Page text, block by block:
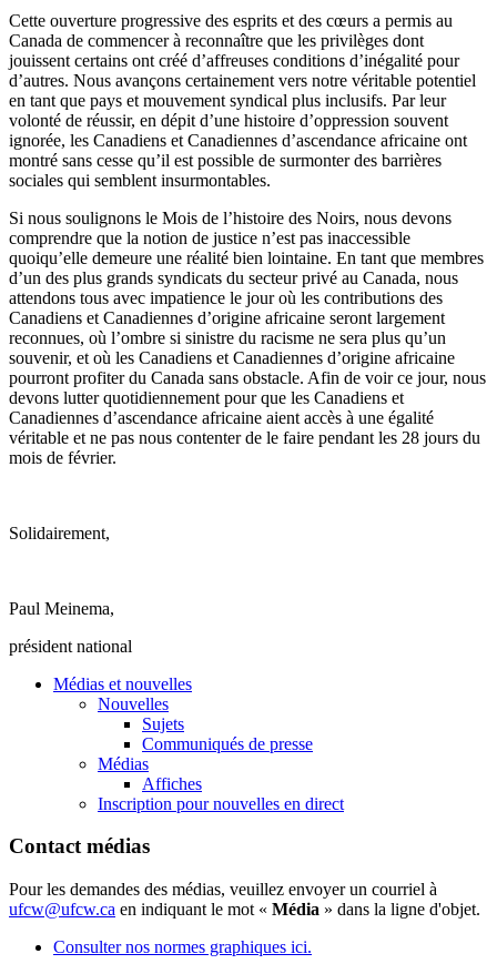
Cette ouverture progressive des esprits et des cœurs a permis au
Canada de commencer à reconnaître que les privilèges dont
jouissent certains ont créé d’affreuses conditions d’inégalité pour
d’autres. Nous avançons certainement vers notre véritable potentiel
en tant que pays et mouvement syndical plus inclusifs. Parleur
volonté de réussir, en dépit d’une histoire d’oppression souvent
ignorée, les Canadiens et Canadiennes d’ascendance africaine ont
montré sans cesse qu’il est possible de surmonterdes barrières
sociales qui semblent insurmontables.
Si nous soulignons le Mois de l’histoire des Noirs, nous devons
comprendre que la notion de justice n’est pas inaccessible
quoiqu’elle demeure une réalité bien lointaine. En tant que membres
d’un des plus grands syndicats du secteur privé au Canada, nous
attendons tous avec impatience le jouroù les contributions des
Canadiens et Canadiennes d’origine africaine seront largement
reconnues, où l’ombre si sinistre du racisme ne sera plus qu’un
souvenir, et où les Canadiens et Canadiennes d’origine africaine
pourront profiterdu Canada sans obstacle. Afin de voir ce jour, nous
devons lutter quotidiennement pourque les Canadiens et
Canadiennes d’ascendance africaine aient accès à une égalité
véritable et ne pas nous contenterde le faire pendant les 28 jours du
mois de février.
Solidairement,
Paul Meinema,
président national
Médias et nouvelles
Nouvelles
Sujets
Communiqués de presse
Médias
Affiches
Inscription pour nouvelles en direct
Contact médias
Pour les demandes des médias, veuillez envoyer un courriel à
ufcw@ufcw.ca en indiquant le mot « Média » dans la ligne d'objet.
Consulter nos normes graphiques ici.